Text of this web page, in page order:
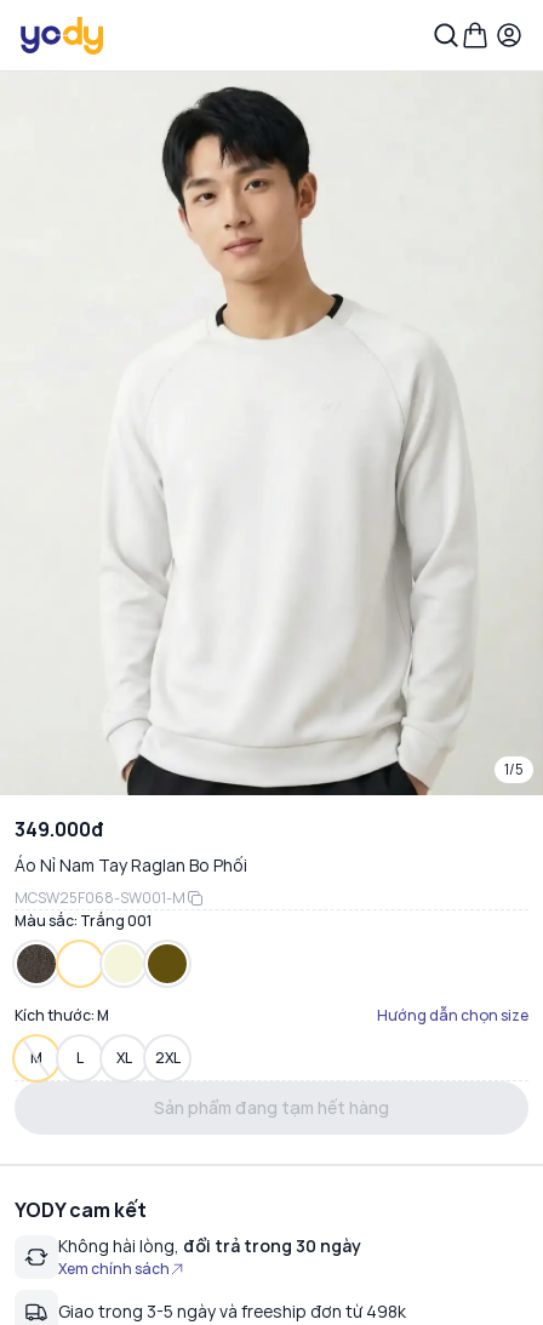
1/5
349.000đ
Áo Nỉ Nam Tay Raglan Bo Phối
MCSW25F068-SW001-M
Màu sắc: Trắng 001
Kích thước:M Hướng dẫn chọn size
M L XL 2XL
Sản phẩm đang tạm hết hàng
YODY cam kết
Không hài lòng, đổi trả trong 30 ngày
Xem chính sách
Giao trong 3-5 ngày và freeship đơn từ 498k